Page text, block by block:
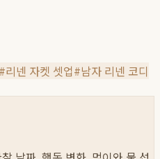
#리넨 자켓 셋업#남자 리넨 코디